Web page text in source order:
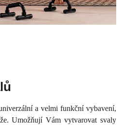
a velmi funkční vybavení,
Umožňují Vám vytvarovat svaly